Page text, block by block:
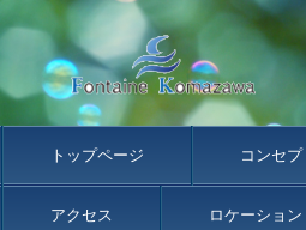
トップページ コンセプ
アクセス ロケーション